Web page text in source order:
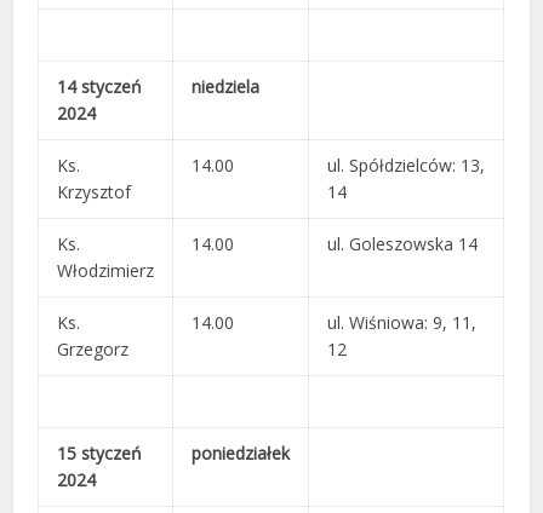
14 styczeń
2024
niedziela
Ks.
Krzysztof
14.00
ul. Spółdzielców: 13,
14
Ks.
Włodzimierz
14.00 ul. Goleszowska 14
Ks.
Grzegorz
14.00
ul. Wiśniowa: 9, 11,
12
15 styczeń
2024
poniedziałek